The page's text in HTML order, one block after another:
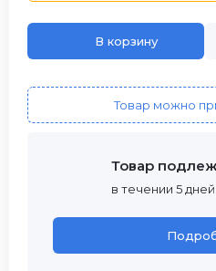
В корзину
Товар можно
Товар
в течении 5